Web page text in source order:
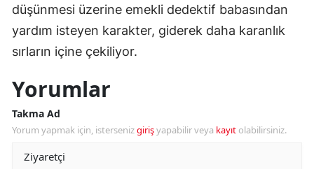
düşünmesi üzerine emekli dedektif babasından
yardım isteyen karakter, giderek daha karanlık
sırların içine çekiliyor.
Yorumlar
Takma Ad
Yorum yapmak için, istersenizgirişyapabilir veya kayıt olabilirsiniz.